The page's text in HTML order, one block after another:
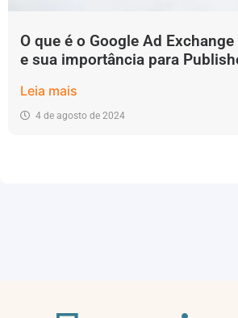
O que é o Google Ad
e sua importância para
Leia mais
4 de agosto de 2024